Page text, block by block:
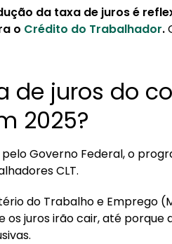
veja como funciona
caiu com o novo
a pena que empréstimo
a melhor taxa de
sua taxa de juros
empréstimo consignado CLT?
hoje?
da taxa de juros é
o Crédito do Trabalhador.
de juros do
2025?
Governo Federal, o
CLT.
do Trabalho e Emprego
os juros irão cair, até